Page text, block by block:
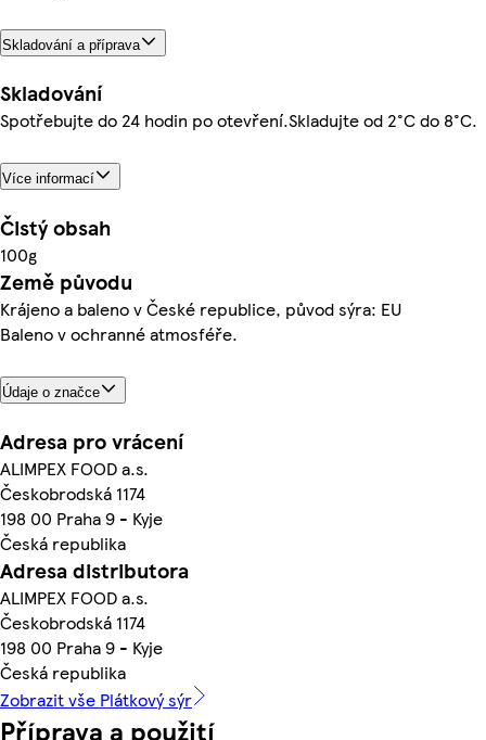
Skladování a příprava
Skladování
Spotřebujte do 24 hodin po otevření.Skladujte od 2°C do 8°C.
Více informací
Čistý obsah
100g
Země původu
Krájeno a baleno v České republice, původ sýra: EU
Baleno v ochranné atmosféře.
Údaje o značce
Adresa pro vrácení
ALIMPEX FOOD a.s.
Českobrodská 1174
198 00 Praha 9 - Kyje
Česká republika
Adresa distributora
ALIMPEX FOOD a.s.
Českobrodská 1174
198 00 Praha 9 - Kyje
Česká republika
Zobrazit vše Plátkový sýr
Příprava a použití